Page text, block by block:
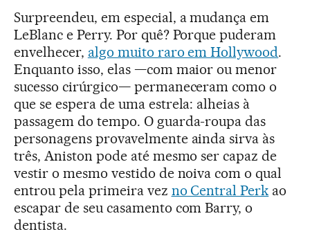
Surpreendeu, em especial, a mudança em
LeBlanc e Perry. Por quê? Porque puderam
envelhecer, algo muito raro em Hollywood.
Enquanto isso, elas —com maior ou menor
sucesso cirúrgico— permaneceram como o
que se espera de uma estrela: alheias à
passagem do tempo. O guarda-roupa das
personagens provavelmente ainda sirva às
três, Aniston pode até mesmo ser capaz de
vestir o mesmo vestido de noiva com o qual
entrou pela primeira vez no Central Perk ao
escapar de seu casamento com Barry, o
dentista.